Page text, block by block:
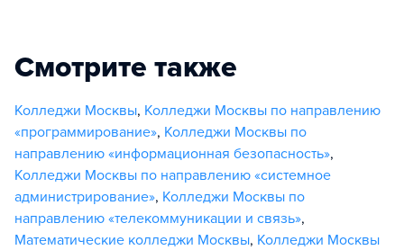
Смотрите также
Колледжи Москвы, Колледжи Москвы по направлению
«программирование», Колледжи Москвы по
направлению «информационная безопасность»,
Колледжи Москвы по направлению «системное
администрирование», Колледжи Москвы по
направлению «телекоммуникации и связь»,
Математические колледжи Москвы, Колледжи Москвы